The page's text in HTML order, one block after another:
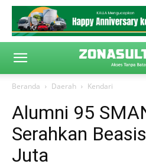
Beranda Daerah Kendari
Alumni 95
Serahkan
Juta